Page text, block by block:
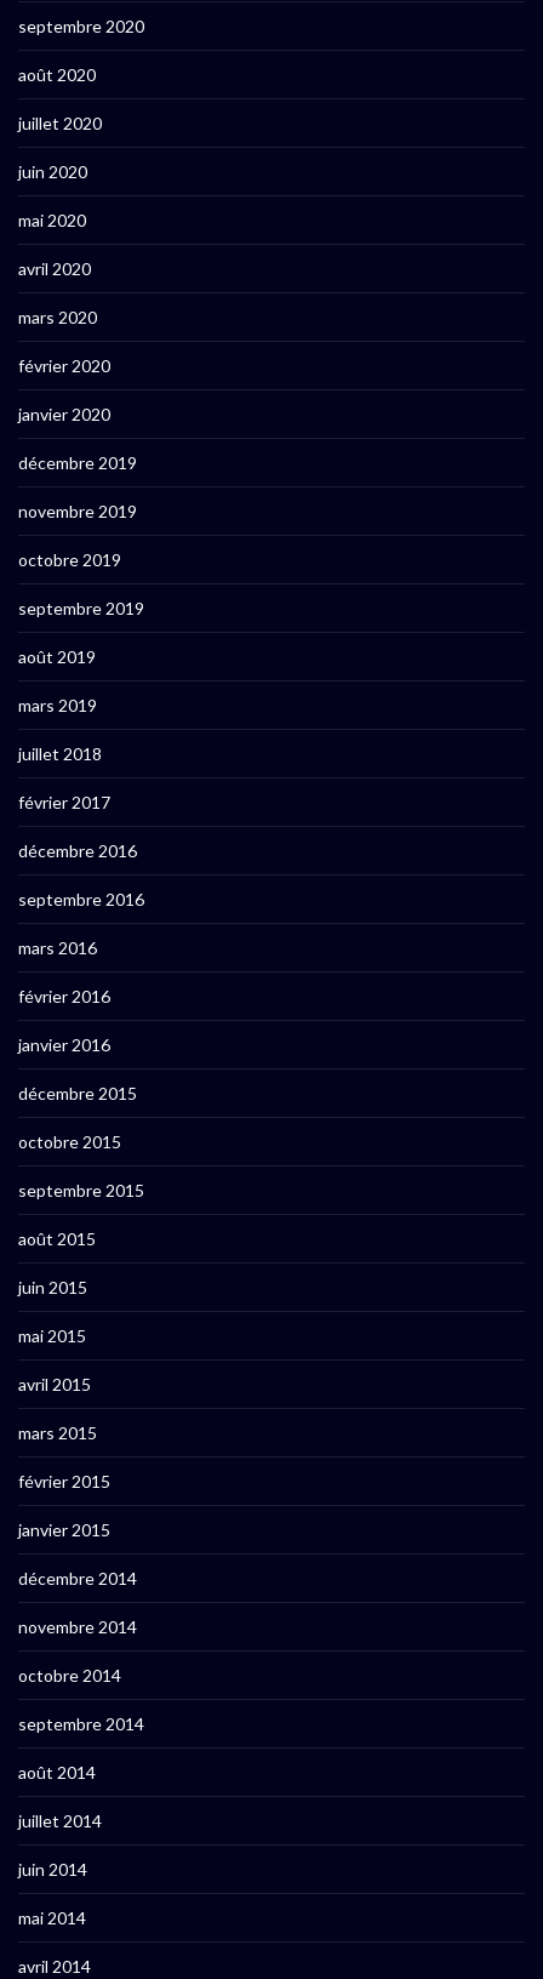
septembre 2020
août 2020
juillet 2020
juin 2020
mai 2020
avril 2020
mars 2020
février 2020
janvier 2020
décembre 2019
novembre 2019
octobre 2019
septembre 2019
août 2019
mars 2019
juillet 2018
février 2017
décembre 2016
septembre 2016
mars 2016
février 2016
janvier 2016
décembre 2015
octobre 2015
septembre 2015
août 2015
juin 2015
mai 2015
avril 2015
mars 2015
février 2015
janvier 2015
décembre 2014
novembre 2014
octobre 2014
septembre 2014
août 2014
juillet 2014
juin 2014
mai 2014
avril 2014